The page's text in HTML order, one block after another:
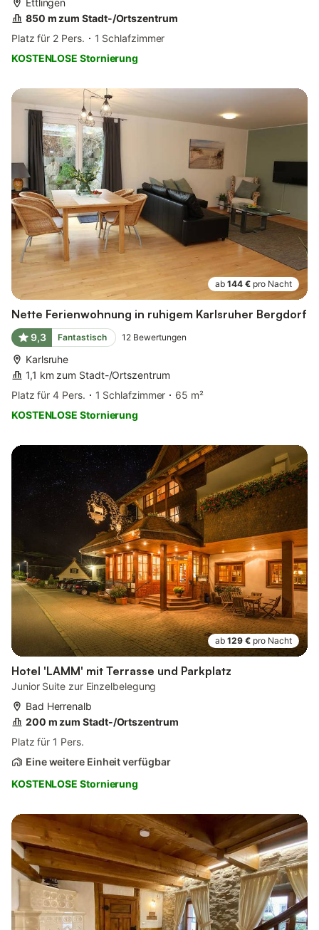
850 m zum Stadt-/Ortszentrum
Platz für 2 Pers.
1 Schlafzimmer
KOSTENLOSE Stornierung
ab 144 € pro Nacht
Nette Ferienwohnung in ruhigem Karlsruher Bergdorf
9,3 Fantastisch 12 Bewertungen
Karlsruhe
1,1 km zum Stadt-/Ortszentrum
Platz für 4 Pers.
1 Schlafzimmer
65 m²
KOSTENLOSE Stornierung
ab 129 € pro Nacht
Hotel 'LAMM' mit Terrasse und Parkplatz
Junior Suite zur Einzelbelegung
Bad Herrenalb
200 m zum Stadt-/Ortszentrum
Platz für 1 Pers.
Eine weitere Einheit verfügbar
KOSTENLOSE Stornierung